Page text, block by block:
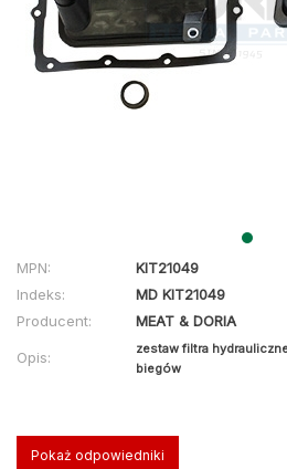
MPN:
KIT21049
Indeks:
MD KIT21049
Producent:
MEAT & DORIA
Opis:
zestaw filtra
biegów
Pokaż odpowiedniki